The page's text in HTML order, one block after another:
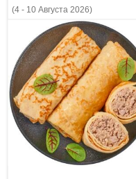
(4 - 10 Августа 2026)